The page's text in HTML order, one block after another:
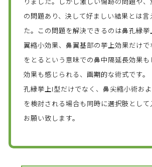
の問題あり、決して好ましい結果とは言
た。この問題を解決できるのは鼻孔縁
翼縮小効果、鼻翼基部の挙上効果だけで
をとるという意味での鼻中隔延長効果
効果も感じられる、画期的な術式です
孔縁挙上I型だけでなく、鼻尖縮小術お
を検討される場合も同時に選択肢として
お願い致します。